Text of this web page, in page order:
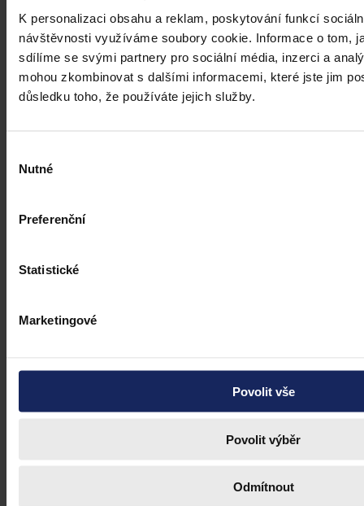
K personalizaci obsahu a reklam, poskytování funkcí
návštěvnosti využíváme soubory cookie. Informace o tom,
sdílíme se svými partnery pro sociální média, inzerci a
mohou zkombinovat s dalšími informacemi, které jste jim
důsledku toho, že používáte jejich služby.
souhlasu
Nutné
Preferenční
Statistické
Marketingové
Povolit vše
Povolit výběr
Odmítnout
Judikatura
Zastavení již skončené exekuce
Při řešení otázky věcné projednatelnosti návrhu účastníka na
Ústavní soud